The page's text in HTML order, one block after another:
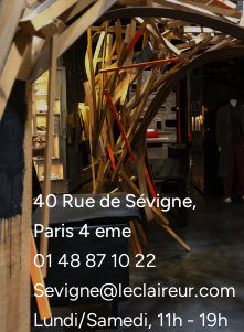
40 Rue de Sévigne,
Paris 4 eme
01 48 87 10 22
Sevigne@leclaireur.com
Lundi/Samedi, 11h - 19h